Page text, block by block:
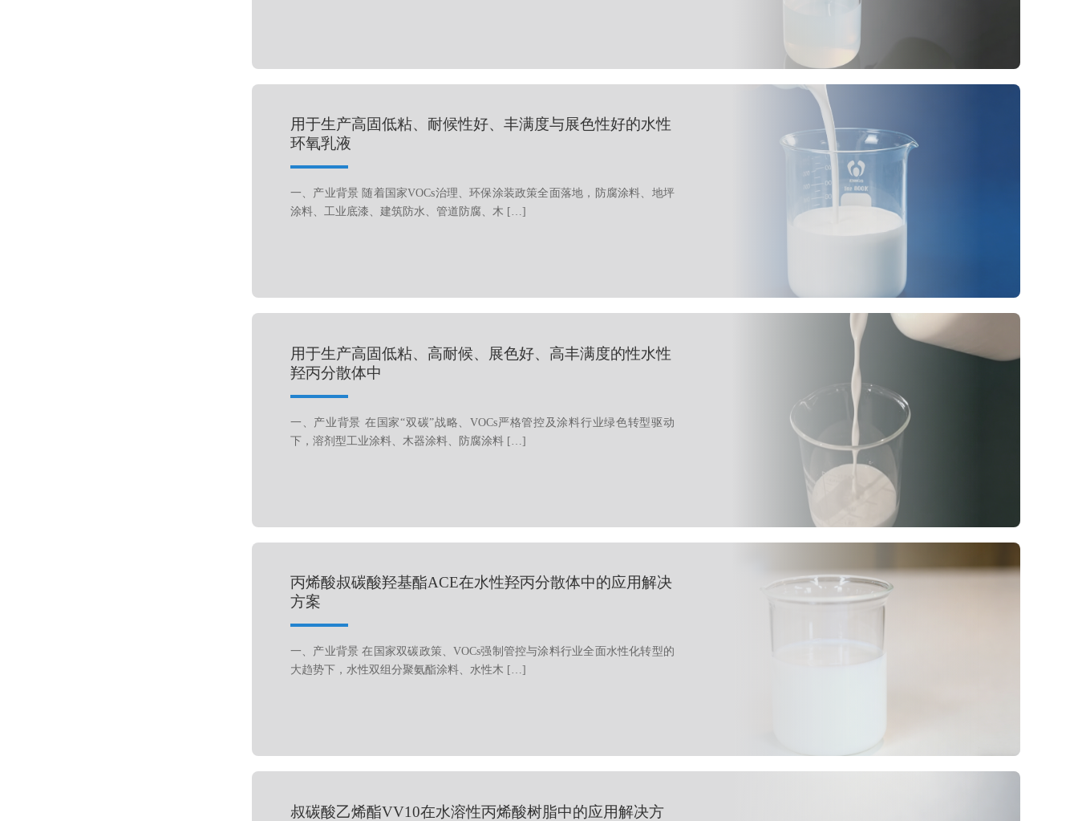
用于生产高固低粘、耐候性好、丰满度与展色性好的水性
环氧乳液
一、产业背景 随着国家VOCs治理、环保涂装政策全面落地，防腐涂料、地坪
涂料、工业底漆、建筑防水、管道防腐、木 […]
用于生产高固低粘、高耐候、展色好、高丰满度的性水性
羟丙分散体中
一、产业背景 在国家“双碳”战略、VOCs严格管控及涂料行业绿色转型驱动
下，溶剂型工业涂料、木器涂料、防腐涂料 […]
丙烯酸叔碳酸羟基酯ACE在水性羟丙分散体中的应用解决
方案
一、产业背景 在国家双碳政策、VOCs强制管控与涂料行业全面水性化转型的
大趋势下，水性双组分聚氨酯涂料、水性木 […]
叔碳酸乙烯酯VV10在水溶性丙烯酸树脂中的应用解决方